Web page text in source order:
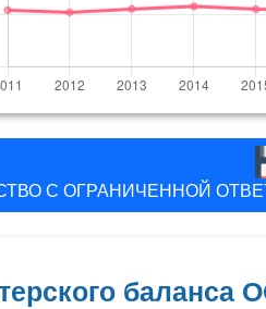
С ОГРАНИЧЕННОЙ